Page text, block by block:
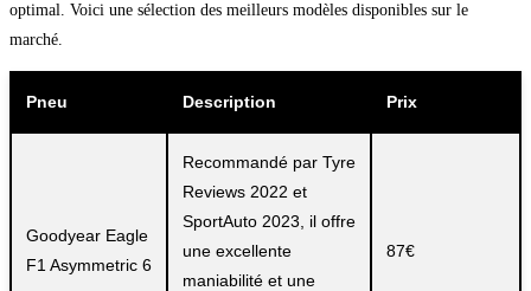
optimal. Voici une sélection des meilleurs modèles disponibles sur le
marché.
Pneu Description Prix
Goodyear Eagle
F1 Asymmetric 6
Recommandé par Tyre
Reviews 2022 et
SportAuto 2023, il offre
une excellente
maniabilité et une
87€